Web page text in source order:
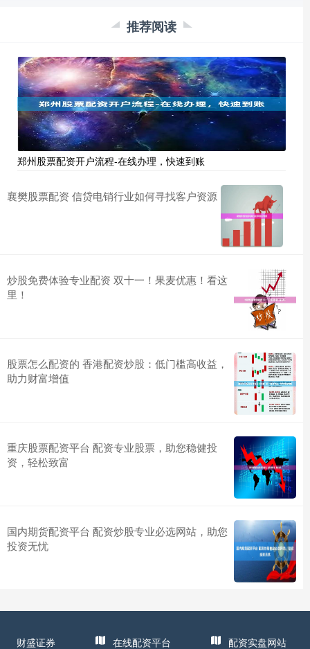
推荐阅读
郑州股票配资开户流程-在线办理，快速到账
襄樊股票配资 信贷电销行业如何寻找客户资源
炒股免费体验专业配资 双十一！果麦优惠！看这
里！
股票怎么配资的 香港配资炒股：低门槛高收益，
助力财富增值
重庆股票配资平台 配资专业股票，助您稳健投
资，轻松致富
国内期货配资平台 配资炒股专业必选网站，助您
投资无忧
财盛证券 在线配资平台 配资实盘网站